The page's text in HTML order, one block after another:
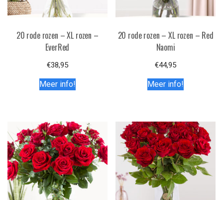
20 rode rozen – XL rozen –
EverRed
€38,95
Meer info!
20 rode rozen – XL rozen – Red
Naomi
€44,95
Meer info!